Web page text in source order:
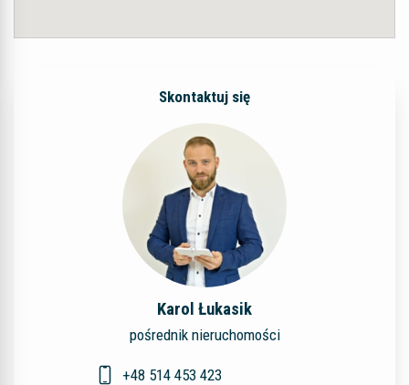
Skontaktuj się
Karol Łukasik
pośrednik nieruchomości
+48 514 453 423